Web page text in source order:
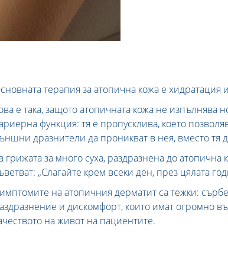
терапия за атопична кожа е хидратация
е така, защото атопичната кожа не изпълнява
функция: тя е пропусклива, което
дразнители да проникват в нея, вместо тя
грижата за много суха, раздразнена до атопична
„Слагайте крем всеки ден, през цялата
на атопичния дерматит са тежки:
и дискомфорт, които имат огромно
на живот на пациентите.